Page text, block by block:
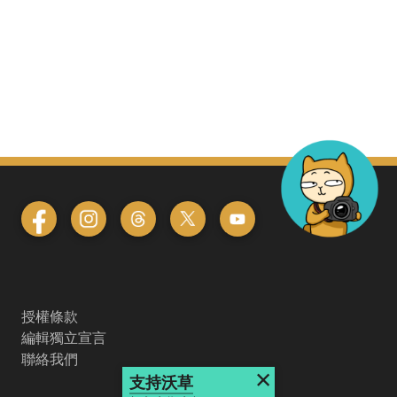
授權條款
編輯獨立宣言
聯絡我們
支持沃草 ×